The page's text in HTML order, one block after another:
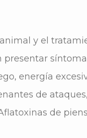
y el
energía
de
de